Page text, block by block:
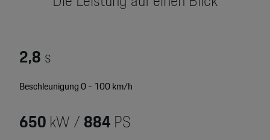
Motorsport & Events
Wir über uns
Newsletter
Porsche Shop
YouTube Channel
2,8s
Beschleunigung 0 - 100 km/h
650kW /884PS